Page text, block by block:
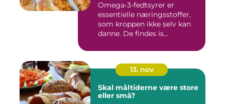
Omega-3-fedtsyrer er
essentielle næringsstoffer,
som kroppen ikke selv kan
danne. De findes is...
13. nov
Skal måltiderne være store
eller små?